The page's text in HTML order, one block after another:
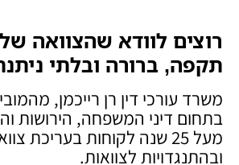
רוצים לוודא שהצוואה
תקפה, ברורה ובלתי
משרד עורכי דין רן רייכמן,
בתחום דיני המשפחה, הירושות
מעל 25 שנה לקוחות בעריכת
ובהתנגדויות לצוואות.